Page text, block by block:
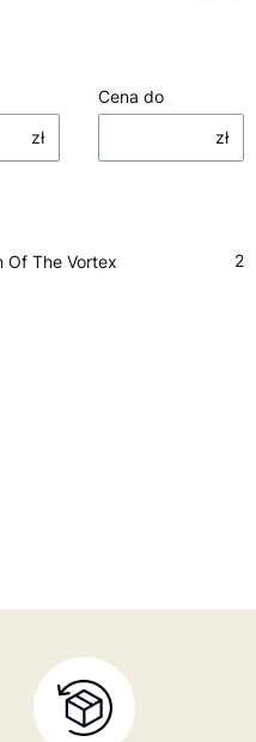
zł
Cena do
zł
Of The Vortex 2